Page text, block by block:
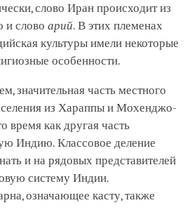
слово Иран происходит из
и слово арий. В этих племенах
культуры имели некоторые
особенности.
значительная часть местного
из Хараппы и Мохенджо-
время как другая часть
Индию. Классовое деление
и на рядовых представителей
систему Индии.
означающее касту, также